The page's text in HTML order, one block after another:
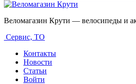
Веломагазин Крути — велосипеды и
Сервис, ТО
Контакты
Новости
Статьи
Войти